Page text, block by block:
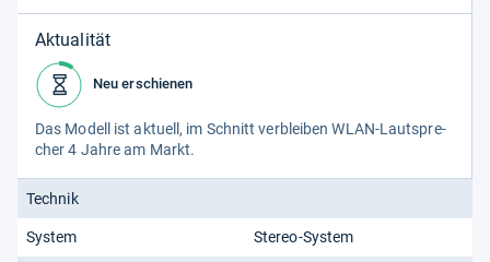
Aktualität
Neu erschienen
Das Modell ist aktu­ell, im Schnitt ver­blei­ben WLAN-​​Laut­spre­
cher 4 Jahre am Markt.
Technik
System Stereo-System